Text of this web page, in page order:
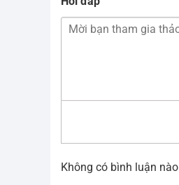
Không có bình luận nào